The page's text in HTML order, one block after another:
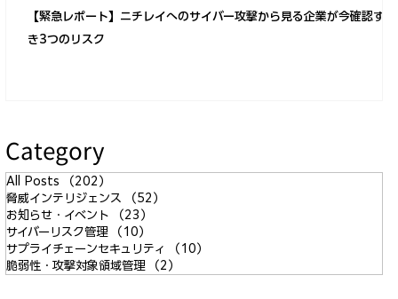
【緊急レポート】ニチレイへのサイバー攻撃から見る企業が今確認すべ
き3つのリスク
Category
All Posts （202）
脅威インテリジェンス
（52）
お知らせ・イベント
（23）
サイバーリスク管理
（10）
サプライチェーンセキュリティ
（10）
脆弱性・攻撃対象領域管理
（2）